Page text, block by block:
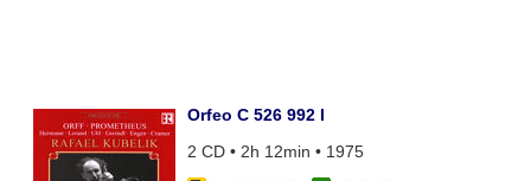
Orfeo C 526 992 I
2 CD • 2h 12min • 1975